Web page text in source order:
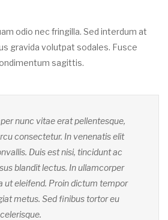
odio nec fringilla. Sed interdum at
gravida volutpat sodales. Fusce
sagittis.
nunc vitae erat pellentesque,
consectetur. In venenatis elit
Duis est nisi, tincidunt ac
blandit lectus. In ullamcorper
ut eleifend. Proin dictum tempor
metus. Sed finibus tortor eu